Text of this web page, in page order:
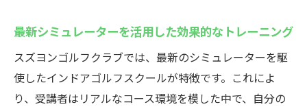
地域密着型の親しみやすい雰囲気
利用者の声を反映したサービス
手軽に始められるゴルフの魅力
インドアゴルフスクールが初めての方へスズヨ
最新シミュレーターを活用した効果的なトレーニング
スズヨンゴルフクラブでは、最新のシミュレーターを駆
使したインドアゴルフスクールが特徴です。これによ
り、受講者はリアルなコース環境を模した中で、自分の